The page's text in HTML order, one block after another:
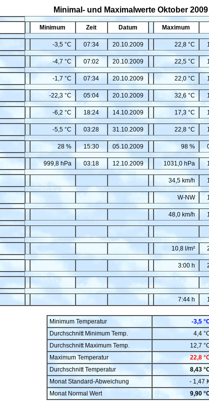
Minimal- und Maximalwerte Oktober 2009
Minimum Zeit Datum Maximum
-3,5 °C 07:34 20.10.2009 22,8 °C
-4,7 °C 07:02 20.10.2009 22,5 °C
-1,7 °C 07:34 20.10.2009 22,0 °C
-22,3 °C 05:04 20.10.2009 32,6 °C
-6,2 °C 18:24 14.10.2009 17,3 °C
-5,5 °C 03:28 31.10.2009 22,8 °C
28 % 15:30 05.10.2009 98 %
999,8 hPa 03:18 12.10.2009 1031,0 hPa
34,5 km/h
W-NW
48,0 km/h
10,8 l/m²
3:00 h
7:44 h
Minimum Temperatur
-3,5
Durchschnitt Minimum Temp.
4,4
Durchschnitt Maximum Temp.
12,7
Maximum Temperatur
22,8
Durchschnitt Temperatur
8,43
Monat Standard-Abweichung
- 1,47
Monat Normal Wert
9,90